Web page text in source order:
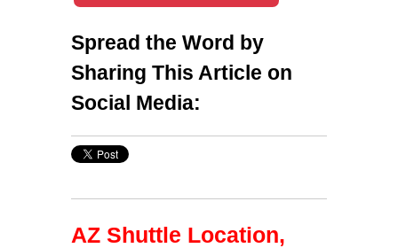
Spread the Word by
Sharing This Article on
Social Media:
AZ Shuttle Location,